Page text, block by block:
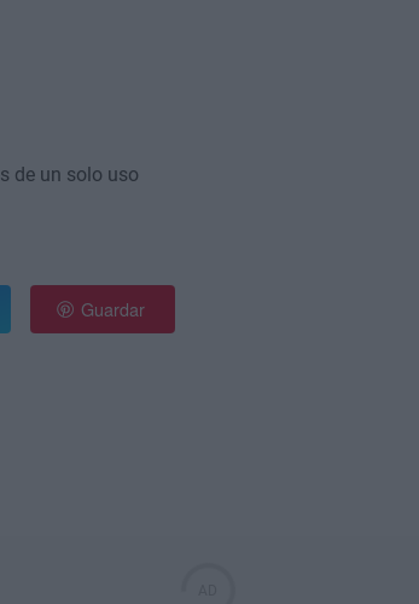
de un solo uso
Guardar